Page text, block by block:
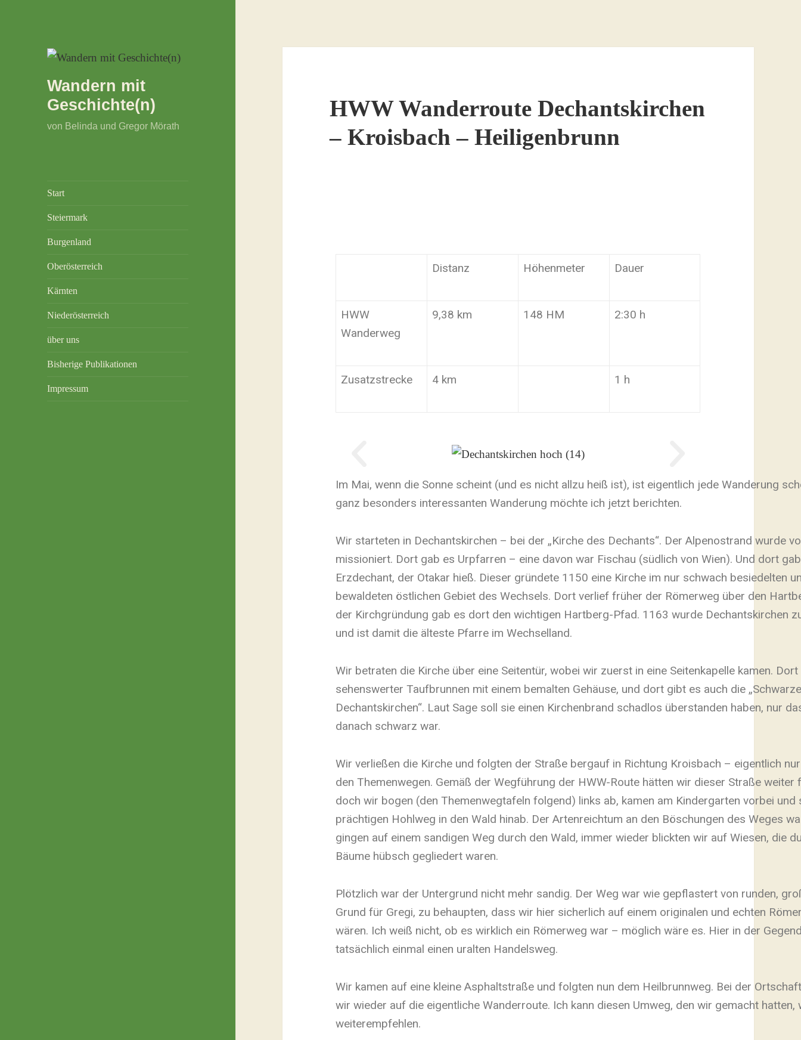
Wandern mit
Geschichte(n)
von Belinda und Gregor Mörath
Start
Steiermark
Burgenland
Oberösterreich
Kärnten
Niederösterreich
über uns
Bisherige Publikationen
Impressum
HWW Wanderroute Dechantskirchen
– Kroisbach – Heiligenbrunn
Distanz Höhenmeter Dauer
HWW
Wanderweg
9,38 km 148 HM 2:30 h
Zusatzstrecke 4 km 1 h
Im Mai, wenn die Sonne scheint (und es nicht allzu heiß ist), ist eigentlich jede Wanderung
ganz besonders interessanten Wanderung möchte ich jetzt berichten.
Wir starteten in Dechantskirchen – bei der „Kirche des Dechants“. Der Alpenostrand wurde
missioniert. Dort gab es Urpfarren – eine davon war Fischau (südlich von Wien). Und dort
Erzdechant, der Otakar hieß. Dieser gründete 1150 eine Kirche im nur schwach besiedelten
bewaldeten östlichen Gebiet des Wechsels. Dort verlief früher der Römerweg über den
der Kirchgründung gab es dort den wichtigen Hartberg-Pfad. 1163 wurde Dechantskirchen
und ist damit die älteste Pfarre im Wechselland.
Wir betraten die Kirche über eine Seitentür, wobei wir zuerst in eine Seitenkapelle kamen.
sehenswerter Taufbrunnen mit einem bemalten Gehäuse, und dort gibt es auch die
Dechantskirchen“. Laut Sage soll sie einen Kirchenbrand schadlos überstanden haben, nur
danach schwarz war.
Wir verließen die Kirche und folgten der Straße bergauf in Richtung Kroisbach – eigentlich
den Themenwegen. Gemäß der Wegführung der HWW-Route hätten wir dieser Straße weiter
doch wir bogen (den Themenwegtafeln folgend) links ab, kamen am Kindergarten vorbei und
prächtigen Hohlweg in den Wald hinab. Der Artenreichtum an den Böschungen des Weges
gingen auf einem sandigen Weg durch den Wald, immer wieder blickten wir auf Wiesen, die
Bäume hübsch gegliedert waren.
Plötzlich war der Untergrund nicht mehr sandig. Der Weg war wie gepflastert von runden,
Grund für Gregi, zu behaupten, dass wir hier sicherlich auf einem originalen und echten
wären. Ich weiß nicht, ob es wirklich ein Römerweg war – möglich wäre es. Hier in der
tatsächlich einmal einen uralten Handelsweg.
Wir kamen auf eine kleine Asphaltstraße und folgten nun dem Heilbrunnweg. Bei der
wir wieder auf die eigentliche Wanderroute. Ich kann diesen Umweg, den wir gemacht hatten,
weiterempfehlen.